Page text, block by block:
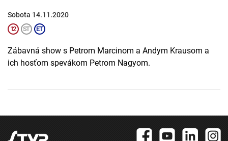
Sobota 14.11.2020
Zábavná show s Petrom Marcinom a Andym Krausom a
ich hosťom spevákom Petrom Nagyom.